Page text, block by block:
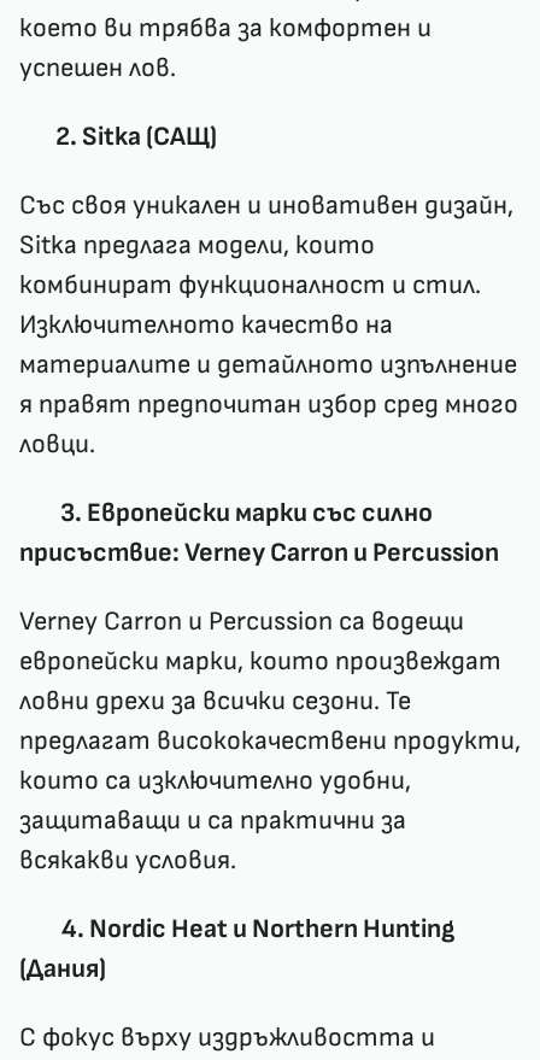
което ви трябва за комфортен и
успешен лов.
2. Sitka (САЩ)
Със своя уникален и иновативен дизайн,
Sitka предлага модели, които
комбинират функционалност и стил.
Изключителното качество на
материалите и детайлното изпълнение
я правят предпочитан избор сред много
ловци.
3. Европейски марки със силно
присъствие: Verney Carron и Percussion
Verney Carron и Percussion са водещи
европейски марки, които произвеждат
ловни дрехи за всички сезони. Те
предлагат висококачествени продукти,
които са изключително удобни,
защитаващи и са практични за
всякакви условия.
4. Nordic Heat и Northern Hunting
(Дания)
С фокус върху издръжливостта и